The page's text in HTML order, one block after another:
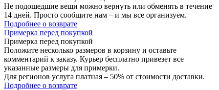
Не подошедшие вещи можно вернуть или обменять в течение
14 дней. Просто сообщите нам – и мы все организуем.
Подробнее о возврате
Примерка перед покупкой
Примерка перед покупкой
Положите несколько размеров в корзину и оставьте
комментарий к заказу. Курьер бесплатно привезет все
указанные размеры для примерки.
Для регионов услуга платная – 50% от стоимости доставки.
Подробнее о возврате